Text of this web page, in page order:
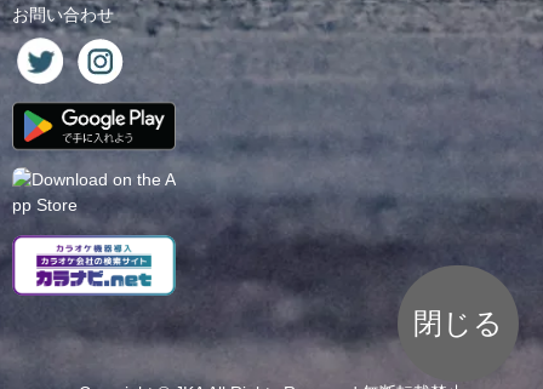
お問い合わせ
閉じる